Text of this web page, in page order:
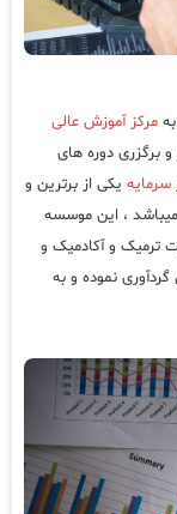
مرکز آموزش عالی
برگزری دوره های
سرمایه یکی از برترین و
، این موسسه
ترمیک و آکادمیک و
نموده و به